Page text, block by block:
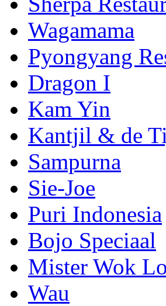
Wagamama
Pyongyang
Dragon I
Kam Yin
Kantjil & de
Sampurna
Sie-Joe
Puri Indonesia
Bojo Speciaal
Mister Wok
Wau